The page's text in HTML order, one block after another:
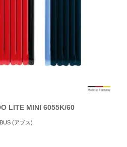
LITE MINI 6055K/60
(アブス)